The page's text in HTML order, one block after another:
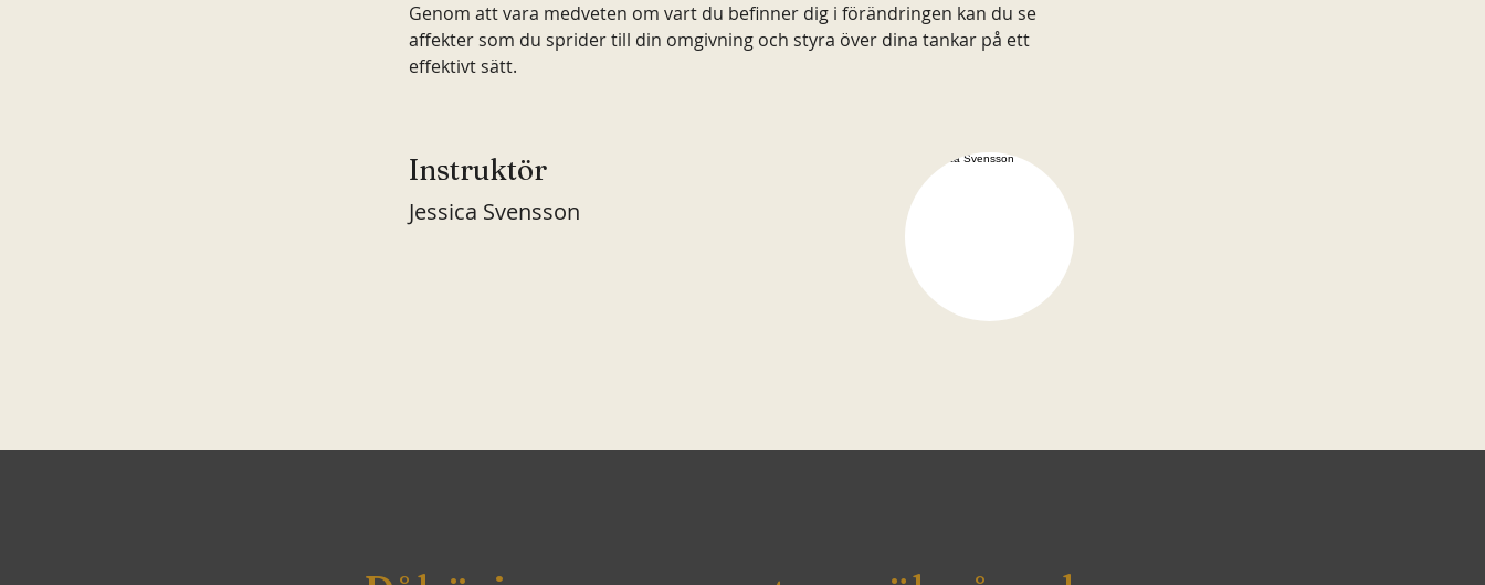
Genom att vara medveten om vart du befinner dig i förändringen kan du se
affekter som du sprider till din omgivning och styra över dina tankar på ett
effektivt sätt.
Instruktör
Jessica Svensson